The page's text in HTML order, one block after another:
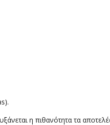
η πιθανότητα τα